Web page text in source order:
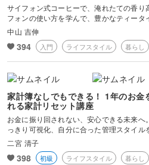
サイフォン式コーヒーで、淹れたての香り
フォンの使い方を学んで、豊かなティータ
中山 吉伸
394 入門 ライフスタイル 暮らし
家計簿なしでもできる！ 1年のお金
れる家計リセット講座
お金に振り回されない、安心できる未来
っきり可視化、自分に合った管理スタイル
二宮 清子
398 初級 ライフスタイル 暮らし